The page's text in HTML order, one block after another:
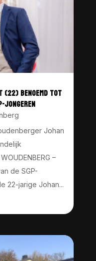
(22) BENOEMD TOT
JONGEREN
Johan
–
de SGP-
22-jarige Johan...